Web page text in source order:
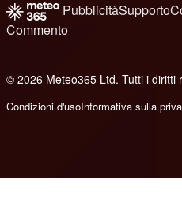
PubblicitàSupporto
Commento
© 2026 Meteo365 Ltd. Tutti i diritti
Condizioni d'usoInformativa sulla